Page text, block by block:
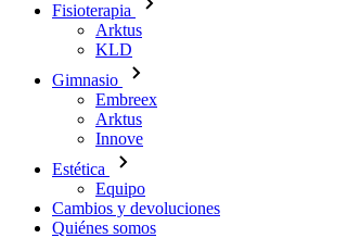
Fisioterapia
Arktus
KLD
Gimnasio
Embreex
Arktus
Innove
Estética
Equipo
Cambios y devoluciones
Quiénes somos